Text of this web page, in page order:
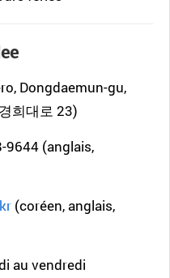
Dongdaemun-gu,
희대로 23)
9644 (anglais,
(coréen, anglais,
au vendredi